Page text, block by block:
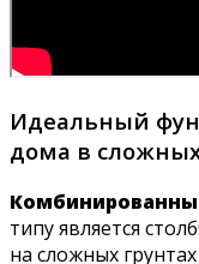
Идеальный
дома в
типу является
на сложных